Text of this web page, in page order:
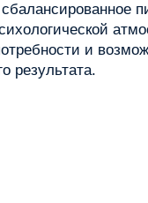
и
результата.